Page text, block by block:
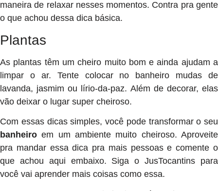
maneira de relaxar nesses momentos. Contra pra gente
o que achou dessa dica básica.
Plantas
As plantas têm um cheiro muito bom e ainda ajudam a
limpar o ar. Tente colocar no banheiro mudas de
lavanda, jasmim ou lírio-da-paz. Além de decorar, elas
vão deixar o lugar super cheiroso.
Com essas dicas simples, você pode transformar o seu
banheiro em um ambiente muito cheiroso. Aproveite
pra mandar essa dica pra mais pessoas e comente o
que achou aqui embaixo. Siga o JusTocantins para
você vai aprender mais coisas como essa.